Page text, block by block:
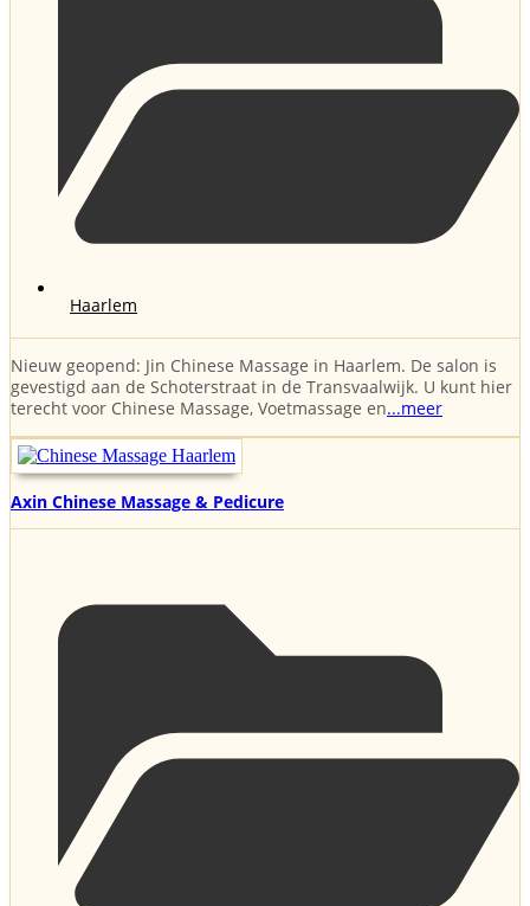
Haarlem
Nieuw geopend: Jin Chinese Massage in Haarlem. De salon is
gevestigd aan de Schoterstraat in de Transvaalwijk. U kunt hier
terecht voor Chinese Massage, Voetmassage en...meer
Axin Chinese Massage & Pedicure